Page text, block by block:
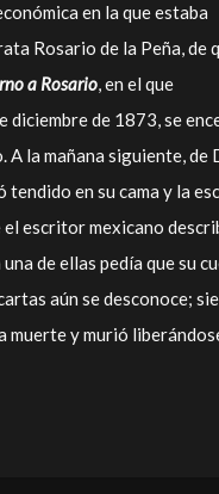
en la que estaba
Rosario de la Peña, de
a Rosario, en el que
diciembre de 1873, se
A la mañana siguiente, de
tendido en su cama y la
el escritor mexicano
de ellas pedía que su
aún se desconoce;
muerte y murió